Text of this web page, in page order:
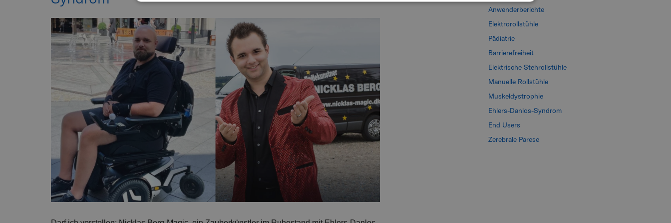
Anwenderberichte
Elektrorollstühle
Pädiatrie
Barrierefreiheit
Elektrische Stehrollstühle
Manuelle Rollstühle
Muskeldystrophie
Ehlers-Danlos-Syndrom
End Users
Zerebrale Parese
CHINESE (TRADITIONAL)